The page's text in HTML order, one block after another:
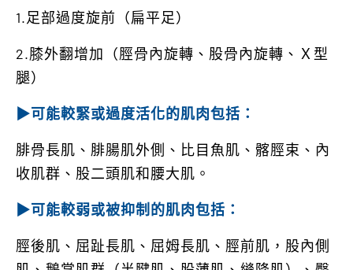
1.足部過度旋前（扁平足）
2.膝外翻增加（脛骨內旋轉、股骨內旋轉、Ｘ型
腿）
▶可能較緊或過度活化的肌肉包括：
腓骨長肌、腓腸肌外側、比目魚肌、髂脛束、內
收肌群、股二頭肌和腰大肌。
▶可能較弱或被抑制的肌肉包括：
脛後肌、屈趾長肌、屈姆長肌、脛前肌，股內側